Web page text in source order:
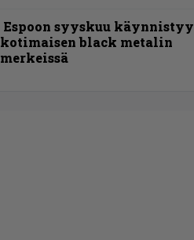
Espoon syyskuu käynnistyy
kotimaisen black metalin
merkeissä